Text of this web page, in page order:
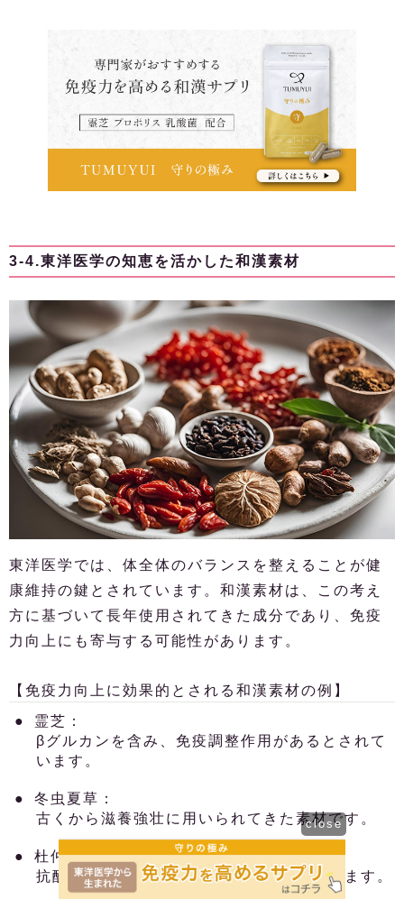
3-4.東洋医学の知恵を活かした和漢素材
東洋医学では、体全体のバランスを整えることが健
康維持の鍵とされています。和漢素材は、この考え
方に基づいて長年使用されてきた成分であり、免疫
力向上にも寄与する可能性があります。
【免疫力向上に効果的とされる和漢素材の例】
霊芝：
βグルカンを含み、免疫調整作用があるとされて
います。
冬虫夏草：
古くから滋養強壮に用いられてきた素材です。
杜仲：
抗酸化作用や抗炎症作用があるとされています。
close